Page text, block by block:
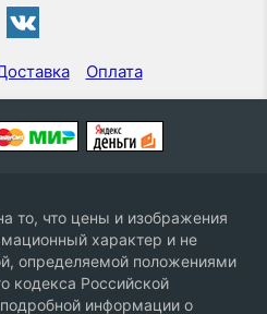
Оплата
то, что цены и изображения
характер и не
определяемой положениями
кодекса Российской
информации о